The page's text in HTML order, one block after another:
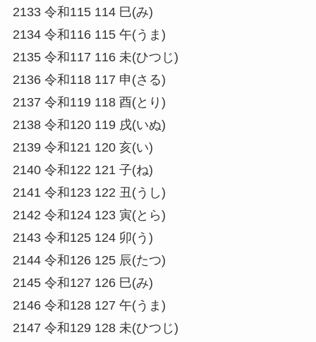
2133 令和115 114 巳(み)
2134 令和116 115 午(うま)
2135 令和117 116 未(ひつじ)
2136 令和118 117 申(さる)
2137 令和119 118 酉(とり)
2138 令和120 119 戌(いぬ)
2139 令和121 120 亥(い)
2140 令和122 121 子(ね)
2141 令和123 122 丑(うし)
2142 令和124 123 寅(とら)
2143 令和125 124 卯(う)
2144 令和126 125 辰(たつ)
2145 令和127 126 巳(み)
2146 令和128 127 午(うま)
2147 令和129 128 未(ひつじ)